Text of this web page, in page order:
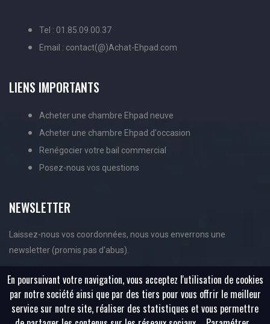
Tel : 01.85.09.00.37
Email : contact(@)Achat-Ehpad.com
LIENS IMPORTANTS
Acheter une chambre Ehpad neuve
Acheter une chambre Ehpad d'occasion
Renégocier votre bail commercial
Posez-nous vos questions
NEWSLETTER
Laissez-nous vos coordonnées, nous vous enverrons une
newsletter (promis pas d'abus).
En poursuivant votre navigation, vous acceptez l'utilisation de cookies
par notre société ainsi que par des tiers pour vous offrir le meilleur
service sur notre site, réaliser des statistiques et vous permettre